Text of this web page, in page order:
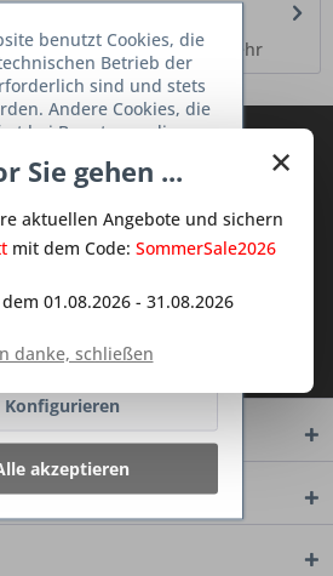
und diskutieren...
mehr
und verpassen
- Shop.
×
Sie gehen ...
aktuellen Angebote und sichern
mit dem Code: SommerSale2026
01.08.2026 - 31.08.2026
danke, schließen
benutzt Cookies, die
Betrieb der
sind und stets
Andere Cookies, die
bei Benutzung dieser
die Interaktion mit
vereinfachen sollen,
mit Ihrer Zustimmung
Ablehnen
Konfigurieren
akzeptieren